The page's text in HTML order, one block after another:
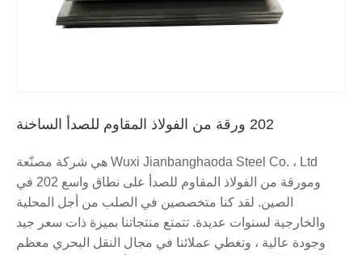
202 ورقة من الفولاذ المقاوم للصدأ الساخنة
Wuxi Jianbanghaoda Steel Co. ، Ltd هي شركة مصنّعة
ومورقة من الفولاذ المقاوم للصدأ على نطاق واسع 202 في
الصين. لقد كنا متخصصين في الصلب من أجل المحلية
والخارجية لسنوات عديدة. تتمتع منتجاتنا بميزة ذات سعر جيد
وجودة عالية ، وتغطي عملائنا في مجال النقل البحري معظم